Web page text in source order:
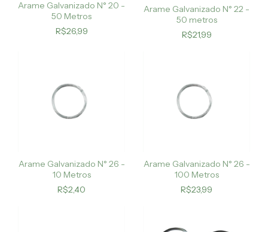
Arame Galvanizado N° 20 -
50 Metros
R$26,99
Arame Galvanizado N° 22 -
50 metros
R$21,99
Arame Galvanizado N° 26 -
10 Metros
R$2,40
Arame Galvanizado N° 26 -
100 Metros
R$23,99